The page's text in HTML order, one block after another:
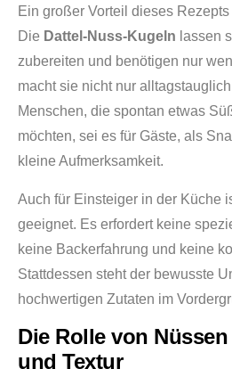
Ein großer Vorteil dieses
Die Dattel-Nuss-Kugeln lassen
zubereiten und benötigen nur
macht sie nicht nur
Menschen, die spontan etwas
möchten, sei es für Gäste, als
kleine Aufmerksamkeit.
Auch für Einsteiger in der Küche
geeignet. Es erfordert keine
keine Backerfahrung und keine
Stattdessen steht der bewusste
hochwertigen Zutaten im
Die Rolle von
und Textur